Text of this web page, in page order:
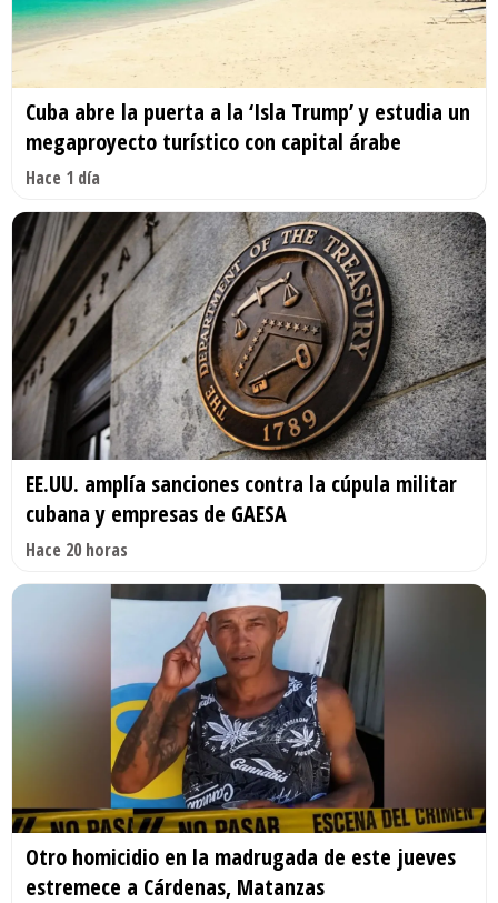
Cuba abre la puerta a la ‘Isla Trump’ y estudia un
megaproyecto turístico con capital árabe
Hace 1 día
EE.UU. amplía sanciones contra la cúpula militar
cubana y empresas de GAESA
Hace 20 horas
Otro homicidio en la madrugada de este jueves
estremece a Cárdenas, Matanzas